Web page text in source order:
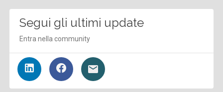
Segui gli ultimi update
Entra nella community